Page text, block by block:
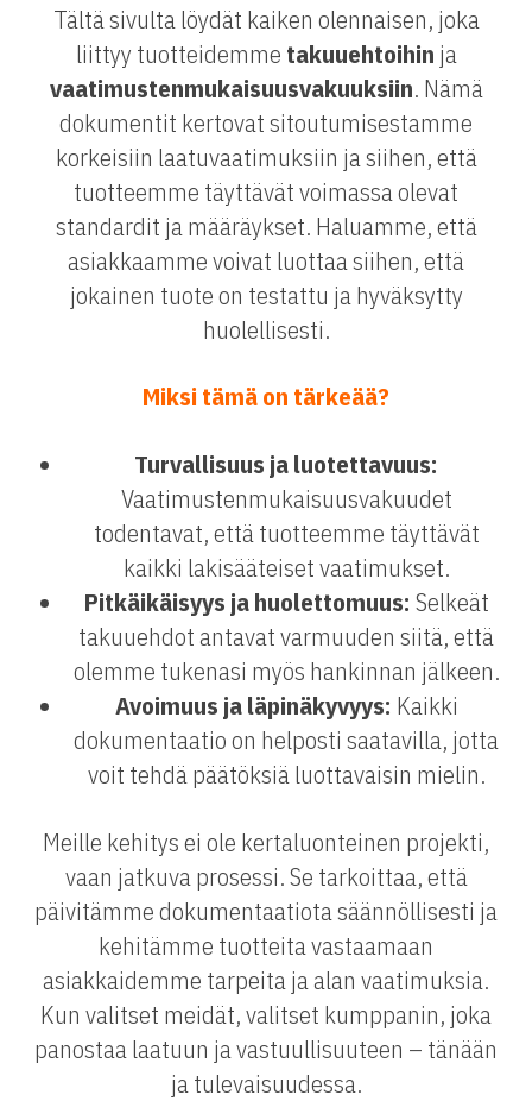
Tältä sivulta löydät kaiken olennaisen, joka
liittyy tuotteidemme takuuehtoihin ja
vaatimustenmukaisuusvakuuksiin. Nämä
dokumentit kertovat sitoutumisestamme
korkeisiin laatuvaatimuksiin ja siihen, että
tuotteemme täyttävät voimassa olevat
standardit ja määräykset. Haluamme, että
asiakkaamme voivat luottaa siihen, että
jokainen tuote on testattu ja hyväksytty
huolellisesti.
Miksi tämä on tärkeää?
Turvallisuus ja luotettavuus:
Vaatimustenmukaisuusvakuudet
todentavat, että tuotteemme täyttävät
kaikki lakisääteiset vaatimukset.
Pitkäikäisyys ja huolettomuus: Selkeät
takuuehdot antavat varmuuden siitä, että
olemme tukenasi myös hankinnan jälkeen.
Avoimuus ja läpinäkyvyys: Kaikki
dokumentaatio on helposti saatavilla, jotta
voit tehdä päätöksiä luottavaisin mielin.
Meille kehitys ei ole kertaluonteinen projekti,
vaan jatkuva prosessi. Se tarkoittaa, että
päivitämme dokumentaatiota säännöllisesti ja
kehitämme tuotteita vastaamaan
asiakkaidemme tarpeita ja alan vaatimuksia.
Kun valitset meidät, valitset kumppanin, joka
panostaa laatuun ja vastuullisuuteen – tänään
ja tulevaisuudessa.